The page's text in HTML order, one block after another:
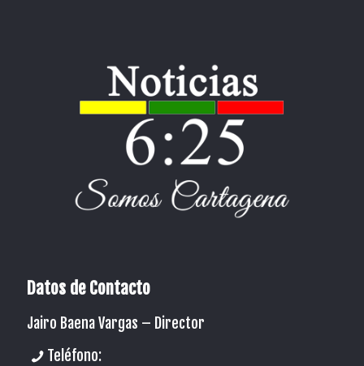
Datos de Contacto
Jairo Baena Vargas – Director
Teléfono: